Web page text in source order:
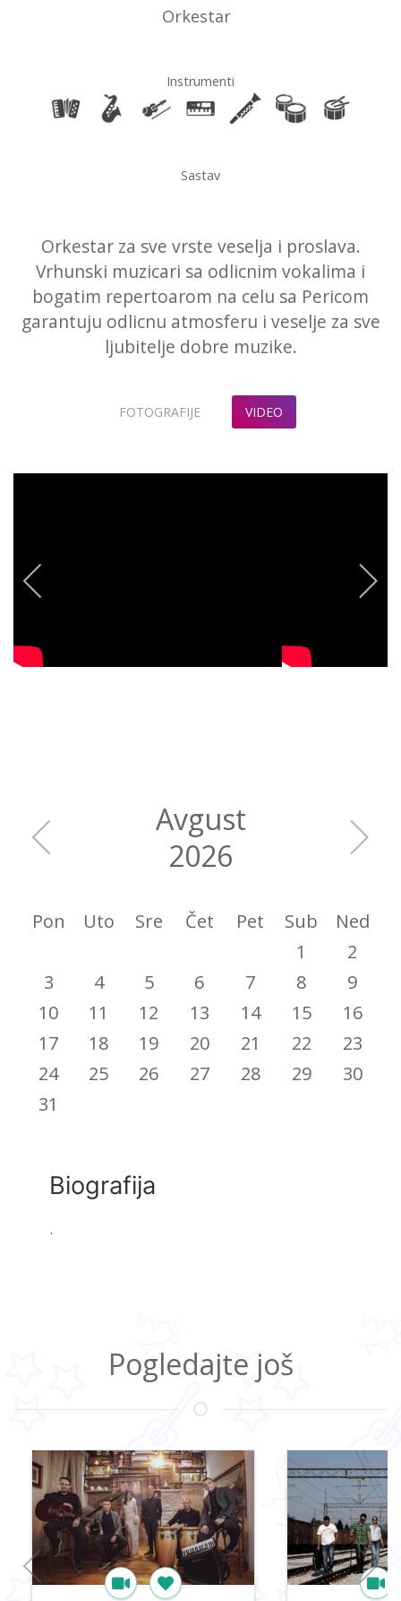
Orkestar
Instrumenti
Sastav
Orkestar za sve vrste veselja i proslava.
Vrhunski muzicari sa odlicnim vokalima i
bogatim repertoarom na celu sa Pericom
garantuju odlicnu atmosferu i veselje za sve
ljubitelje dobre muzike.
FOTOGRAFIJE VIDEO
Avgust
2026
Pon Uto Sre Čet Pet Sub
Ned
1
2
3
4 5 6 7 8
9
10
11 12 13 14 15
16
17
18 19 20 21 22
23
24
25 26 27 28 29
30
31
Biografija
.
Pogledajte još